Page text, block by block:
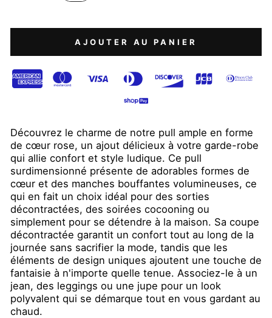
AJOUTER AU PANIER
Découvrez le charme de notre pull ample en forme
de cœur rose, un ajout délicieux à votre garde-robe
qui allie confort et style ludique. Ce pull
surdimensionné présente de adorables formes de
cœur et des manches bouffantes volumineuses, ce
qui en fait un choix idéal pour des sorties
décontractées, des soirées cocooning ou
simplement pour se détendre à la maison. Sa coupe
décontractée garantit un confort tout au long de la
journée sans sacrifier la mode, tandis que les
éléments de design uniques ajoutent une touche de
fantaisie à n'importe quelle tenue. Associez-le à un
jean, des leggings ou une jupe pour un look
polyvalent qui se démarque tout en vous gardant au
chaud.